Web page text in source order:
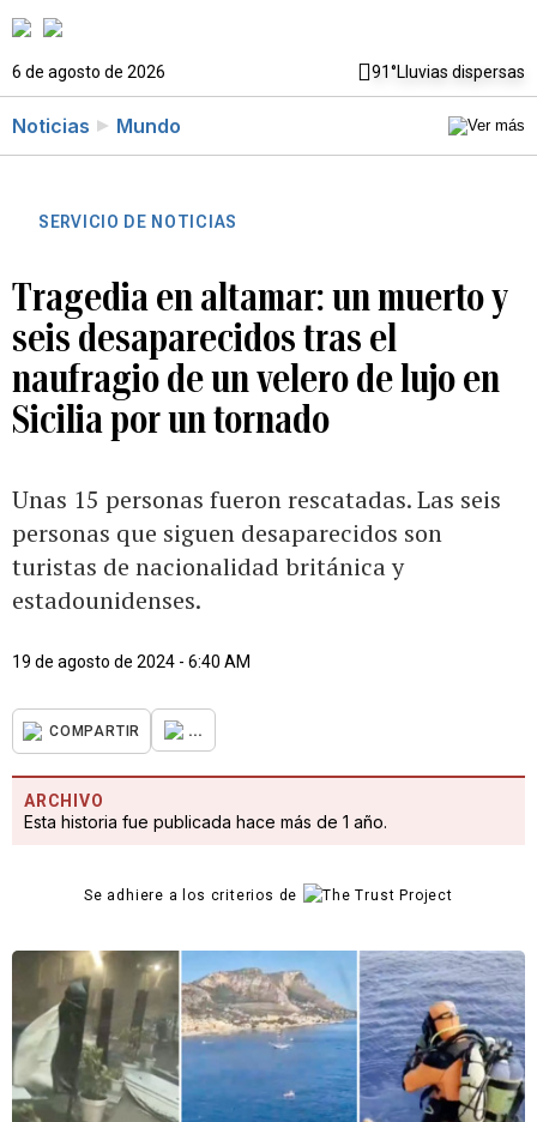
6 de agosto de 2026 91°Lluvias dispersas
Noticias Mundo
SERVICIO DE NOTICIAS
Tragedia en altamar: un muerto y
seis desaparecidos tras el
naufragio de un velero de lujo en
Sicilia por un tornado
Unas 15 personas fueron rescatadas. Las seis
personas que siguen desaparecidos son
turistas de nacionalidad británica y
estadounidenses.
19 de agosto de 2024 - 6:40 AM
COMPARTIR ...
ARCHIVO
Esta historia fue publicada hace más de 1 año.
Se adhiere a los criterios de